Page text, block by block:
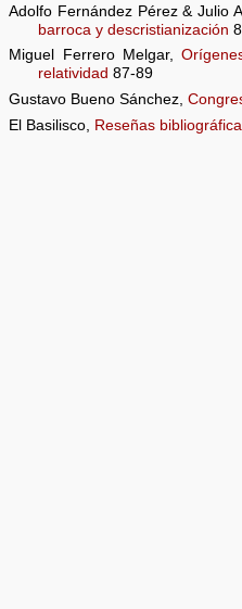
Adolfo Fernández Pérez & Julio
barroca y descristianización
Miguel Ferrero Melgar,
relatividad 87-89
Gustavo Bueno Sánchez,
El Basilisco, Reseñas